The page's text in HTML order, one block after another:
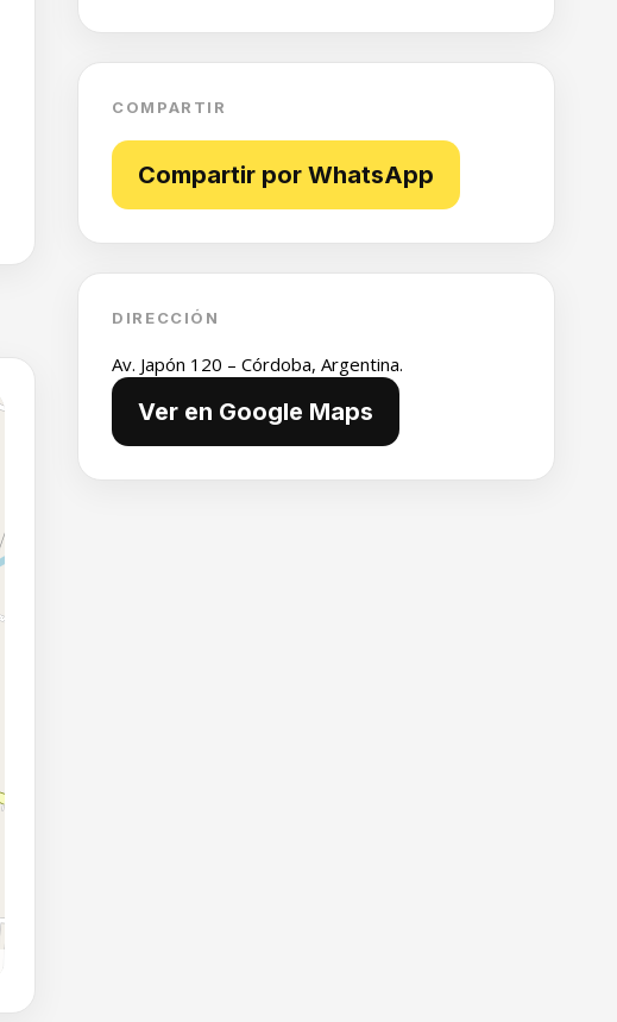
COMPARTIR
Compartir por WhatsApp
DIRECCIÓN
Av. Japón 120 – Córdoba, Argentina.
Ver en Google Maps